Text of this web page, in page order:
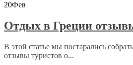
20Фев
Отдых в Греции
В этой статье мы постарались
отзывы туристов о...